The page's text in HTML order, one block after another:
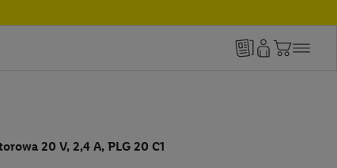
20 V, 2,4 A, PLG 20 C1